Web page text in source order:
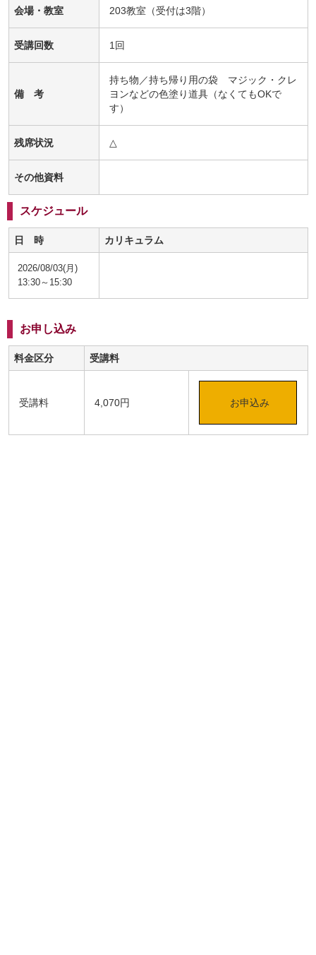
会場・教室 203教室（受付は3階）
受講回数 1回
備 考
持ち物／持ち帰り用の袋 マジック・クレ
ヨンなどの色塗り道具（なくてもOKで
す）
残席状況 △
その他資料
スケジュール
日 時 カリキュラム
2026/08/03(月)
13:30～15:30
お申し込み
料金区分 受講料
受講料 4,070円 お申込み